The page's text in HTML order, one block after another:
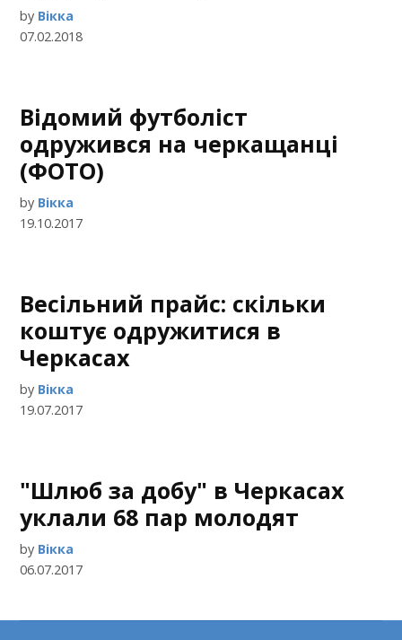
by Вікка
07.02.2018
Відомий футболіст
одружився на черкащанці
(ФОТО)
by Вікка
19.10.2017
Весільний прайс: скільки
коштує одружитися в
Черкасах
by Вікка
19.07.2017
"Шлюб за добу" в Черкасах
уклали 68 пар молодят
by Вікка
06.07.2017